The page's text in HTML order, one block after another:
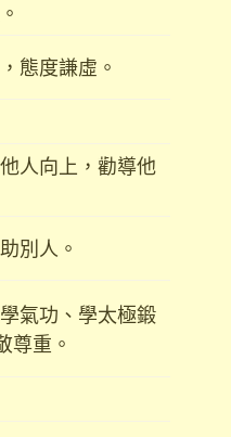
態度謙虛。
人向上，勸導他
別人。
氣功、學太極鍛
尊重。